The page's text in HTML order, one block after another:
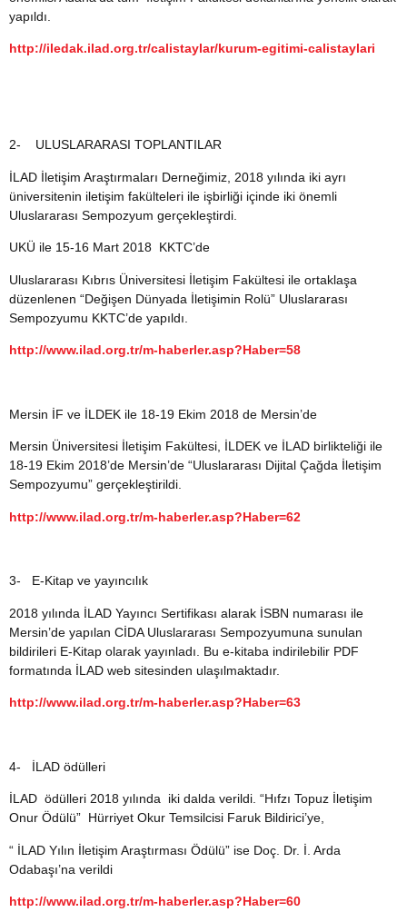
yapıldı.
http://iledak.ilad.org.tr/calistaylar/kurum-egitimi-calistaylari
2- ULUSLARARASI TOPLANTILAR
İLAD İletişim Araştırmaları Derneğimiz, 2018 yılında iki ayrı
üniversitenin iletişim fakülteleri ile işbirliği içinde iki önemli
Uluslararası Sempozyum gerçekleştirdi.
UKÜ ile 15-16 Mart 2018 KKTC’de
Uluslararası Kıbrıs Üniversitesi İletişim Fakültesi ile ortaklaşa
düzenlenen “Değişen Dünyada İletişimin Rolü” Uluslararası
Sempozyumu KKTC’de yapıldı.
http://www.ilad.org.tr/m-haberler.asp?Haber=58
Mersin İF ve İLDEK ile 18-19 Ekim 2018 de Mersin’de
Mersin Üniversitesi İletişim Fakültesi, İLDEK ve İLAD birlikteliği ile
18-19 Ekim 2018’de Mersin’de “Uluslararası Dijital Çağda İletişim
Sempozyumu” gerçekleştirildi.
http://www.ilad.org.tr/m-haberler.asp?Haber=62
3- E-Kitap ve yayıncılık
2018 yılında İLAD Yayıncı Sertifikası alarak İSBN numarası ile
Mersin’de yapılan CİDA Uluslararası Sempozyumuna sunulan
bildirileri E-Kitap olarak yayınladı. Bu e-kitaba indirilebilir PDF
formatında İLAD web sitesinden ulaşılmaktadır.
http://www.ilad.org.tr/m-haberler.asp?Haber=63
4- İLAD ödülleri
İLAD ödülleri 2018 yılında iki dalda verildi. “Hıfzı Topuz İletişim
Onur Ödülü” Hürriyet Okur Temsilcisi Faruk Bildirici’ye,
“ İLAD Yılın İletişim Araştırması Ödülü” ise Doç. Dr. İ. Arda
Odabaşı’na verildi
http://www.ilad.org.tr/m-haberler.asp?Haber=60